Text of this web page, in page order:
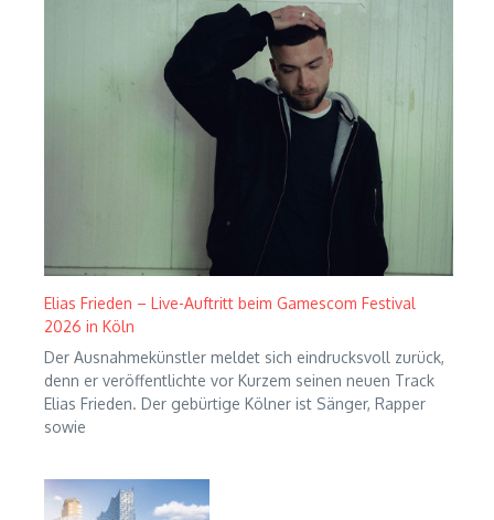
Elias Frieden – Live-Auftritt beim Gamescom Festival
2026 in Köln
Der Ausnahmekünstler meldet sich eindrucksvoll zurück,
denn er veröffentlichte vor Kurzem seinen neuen Track
Elias Frieden. Der gebürtige Kölner ist Sänger, Rapper
sowie